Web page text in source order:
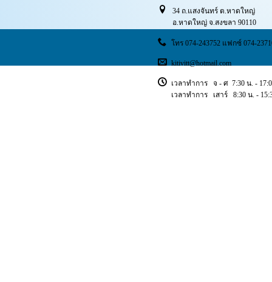
34 ถ.แสงจันทร์ ต.หาดใหญ่
อ.หาดใหญ่ จ.สงขลา 90110
โทร 074-243752 แฟกซ์ 074-
kitivitt@hotmail.com
เวลาทำการ จ - ศ 7:30 น. -
เวลาทำการ เสาร์ 8:30 น. -